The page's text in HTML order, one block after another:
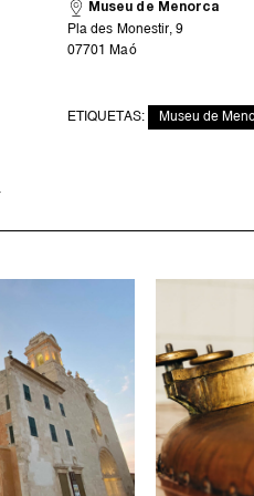
Museu de Menorca
Pla des Monestir, 9
07701 Maó
ETIQUETAS: Museu de